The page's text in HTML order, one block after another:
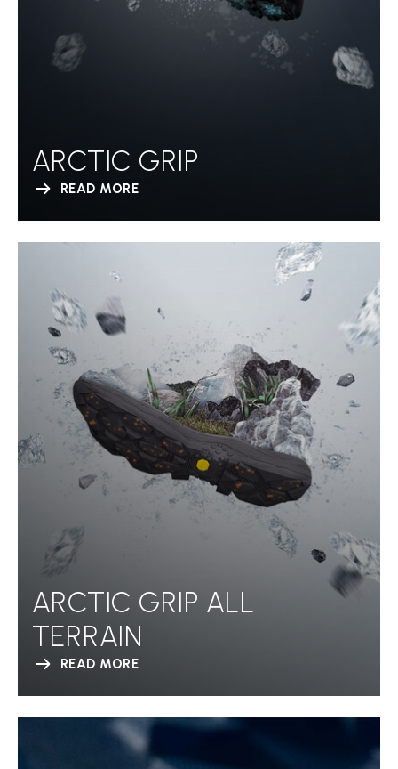
ARCTIC GRIP
READ MORE
ARCTIC GRIP ALL
TERRAIN
READ MORE